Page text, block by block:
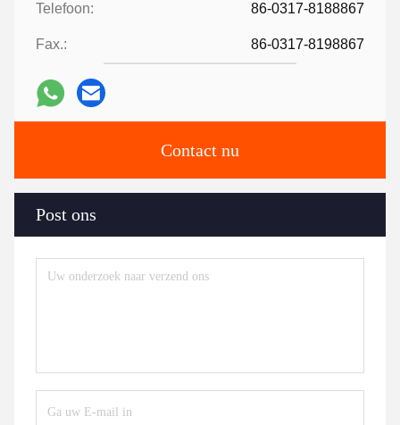
Telefoon: 86-0317-8188867
Fax.: 86-0317-8198867
Contact nu
Post ons